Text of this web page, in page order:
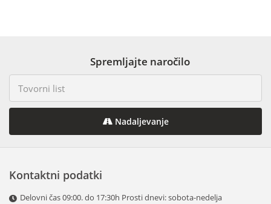
Spremljajte naročilo
Nadaljevanje
Kontaktni podatki
Delovni čas 09:00. do 17:30h Prosti dnevi: sobota-nedelja